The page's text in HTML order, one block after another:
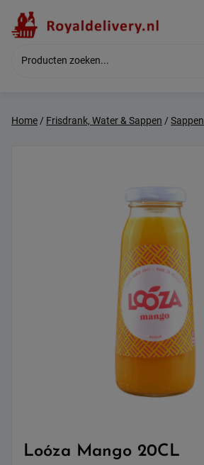
content
Home/ Frisdrank, Water & Sappen / Sappen
Loóza Mango 20CL